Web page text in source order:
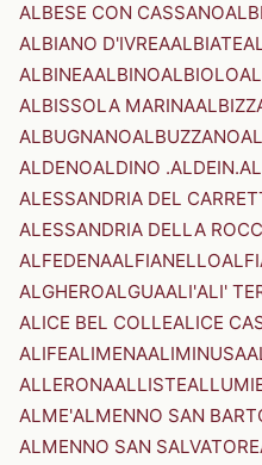
ALBESE CON CASSANO
ALBIANO D'IVREAALBIATE
ALBINEAALBINOALBIOLO
ALBISSOLA MARINA
ALBUGNANOALBUZZANO
ALDENOALDINO .ALDEIN.
ALESSANDRIA DEL
ALESSANDRIA DELLA
ALFEDENAALFIANELLO
ALGHEROALGUAALI'ALI'
ALICE BEL COLLEALICE
ALIFEALIMENAALIMINUSA
ALLERONAALLISTE
ALME'ALMENNO SAN
ALMENNO SAN SALVATORE